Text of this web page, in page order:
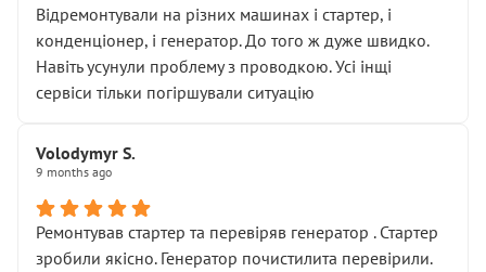
Відремонтували на різних машинах і стартер, і
конденціонер, і генератор. До того ж дуже швидко.
Навіть усунули проблему з проводкою. Усі інщі
сервіси тільки погіршували ситуацію
Volodymyr S.
9 months ago
Ремонтував стартер та перевіряв генератор . Стартер
зробили якісно. Генератор почистилита перевірили.